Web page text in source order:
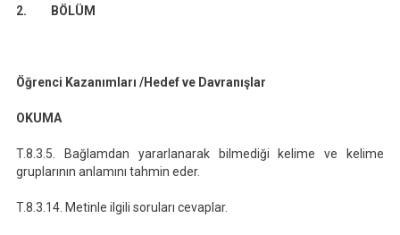
2. BÖLÜM
Öğrenci Kazanımları /Hedef ve Davranışlar
OKUMA
T.8.3.5. Bağlamdan yararlanarak bilmediği kelime ve kelime
gruplarının anlamını tahmin eder.
T.8.3.14. Metinle ilgili soruları cevaplar.